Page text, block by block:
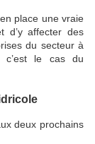
place une vraie
d’y affecter des
du secteur à
c’est le cas du
deux prochains